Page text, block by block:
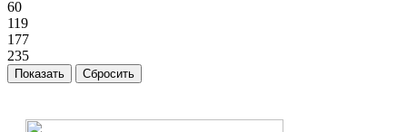
60
119
177
235